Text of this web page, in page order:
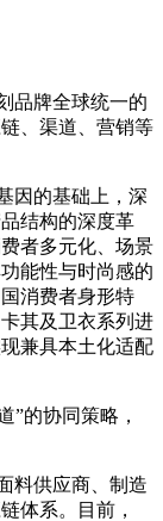
品牌全球统一的
、渠道、营销等
因的基础上，深
结构的深度革
者多元化、场景
能性与时尚感的
消费者身形特
其及卫衣系列进
兼具本土化适配
”的协同策略，
料供应商、制造
体系。目前，